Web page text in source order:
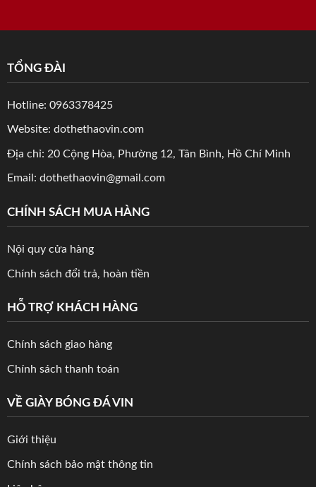
TỔNG ĐÀI
Hotline: 0963378425
Website: dothethaovin.com
Địa chỉ: 20 Cộng Hòa, Phường 12, Tân Bình, Hồ Chí Minh
Email: dothethaovin@gmail.com
CHÍNH SÁCH MUA HÀNG
Nội quy cửa hàng
Chính sách đổi trả, hoàn tiền
HỖ TRỢ KHÁCH HÀNG
Chính sách giao hàng
Chính sách thanh toán
VỀ GIÀY BÓNG ĐÁ VIN
Giới thiệu
Chính sách bảo mật thông tin